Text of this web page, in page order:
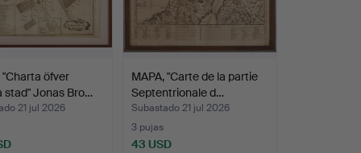
"Charta öfver
stad" Jonas Bro…
21 jul 2026
MAPA, "Carte de la partie
Septentrionale d…
Subastado 21 jul 2026
3 pujas
43 USD